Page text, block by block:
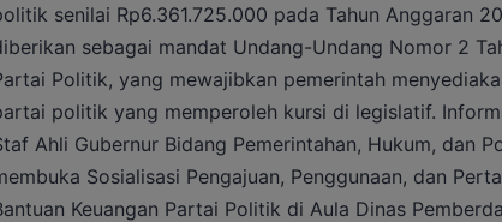
senilai Rp6.361.725.000 pada Tahun Anggaran
sebagai mandat Undang-Undang Nomor 2
Politik, yang mewajibkan pemerintah
politik yang memperoleh kursi di legislatif.
Ahli Gubernur Bidang Pemerintahan, Hukum, dan
Sosialisasi Pengajuan, Penggunaan, dan
Keuangan Partai Politik di Aula Dinas